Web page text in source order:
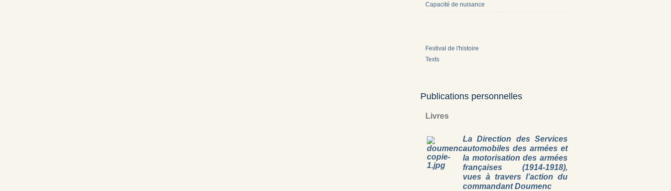
Capacité de nuisance
Festival de l'histoire
Texts
Publications personnelles
Livres
La Direction des Services
automobiles des armées et
la motorisation des armées
françaises (1914-1918),
vues à travers l’action du
commandant Doumenc